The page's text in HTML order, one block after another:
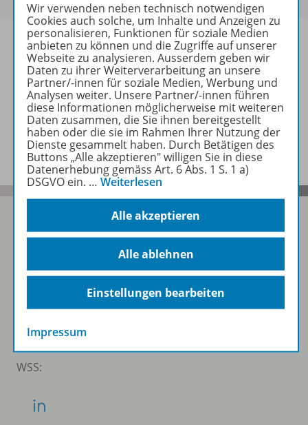
Informationen
Lösungen zu folgenden Werken
Folgen Sie uns auf Social Media
WSS:
Wir verwenden neben technisch notwendigen
Cookies auch solche, um Inhalte und Anzeigen zu
personalisieren, Funktionen für soziale Medien
anbieten zu können und die Zugriffe auf unserer
Webseite zu analysieren. Ausserdem geben wir
Daten zu ihrer Weiterverarbeitung an unsere
Partner/-innen für soziale Medien, Werbung und
Analysen weiter. Unsere Partner/-innen führen
diese Informationen möglicherweise mit weiteren
Daten zusammen, die Sie ihnen bereitgestellt
haben oder die sie im Rahmen Ihrer Nutzung der
Dienste gesammelt haben. Durch Betätigen des
Buttons „Alle akzeptieren" willigen Sie in diese
Datenerhebung gemäss Art. 6 Abs. 1 S. 1 a)
DSGVO ein. … Weiterlesen
Alle akzeptieren
Alle ablehnen
Einstellungen bearbeiten
Impressum